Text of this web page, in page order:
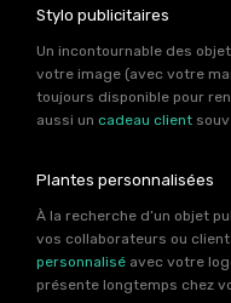
Stylo publicitaires
Un incontournable des
votre image (avec votre
toujours disponible pour
aussi un cadeau client
Plantes personnalisées
À la recherche d’un objet
vos collaborateurs ou
personnalisé avec votre
présente longtemps chez